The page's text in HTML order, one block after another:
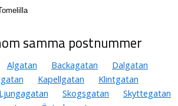
samma postnummer
Algatan Backagatan
Dalgatan
Kapellgatan
Klintgatan
Ljungagatan Skogsgatan
Skyttegatan